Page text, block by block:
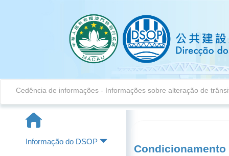
Cedência de informações - Informações sobre alteração de
Informação do DSOP
Condicionamento